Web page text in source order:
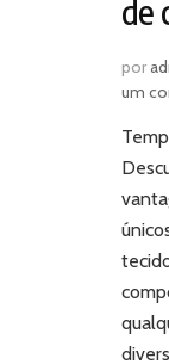
de
por
um